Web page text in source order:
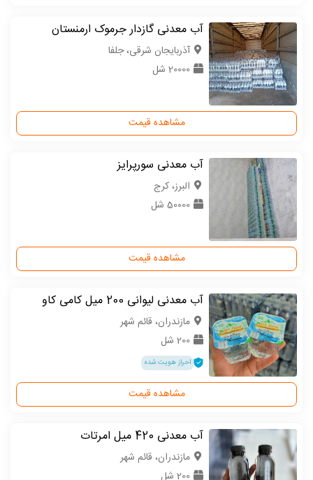
آب معدنی گازدار جرموک ارمنستان
آذربایجان شرقی، جلفا
20000 شل
مشاهده قیمت
آب معدنی سورپرایز
البرز، کرج
50000 شل
مشاهده قیمت
آب معدنی لیوانی 200 میل کامی کاو
مازندران، قائم شهر
200 شل
احراز هویت شده
مشاهده قیمت
آب معدنی 420 میل امرتات
مازندران، قائم شهر
200 شل